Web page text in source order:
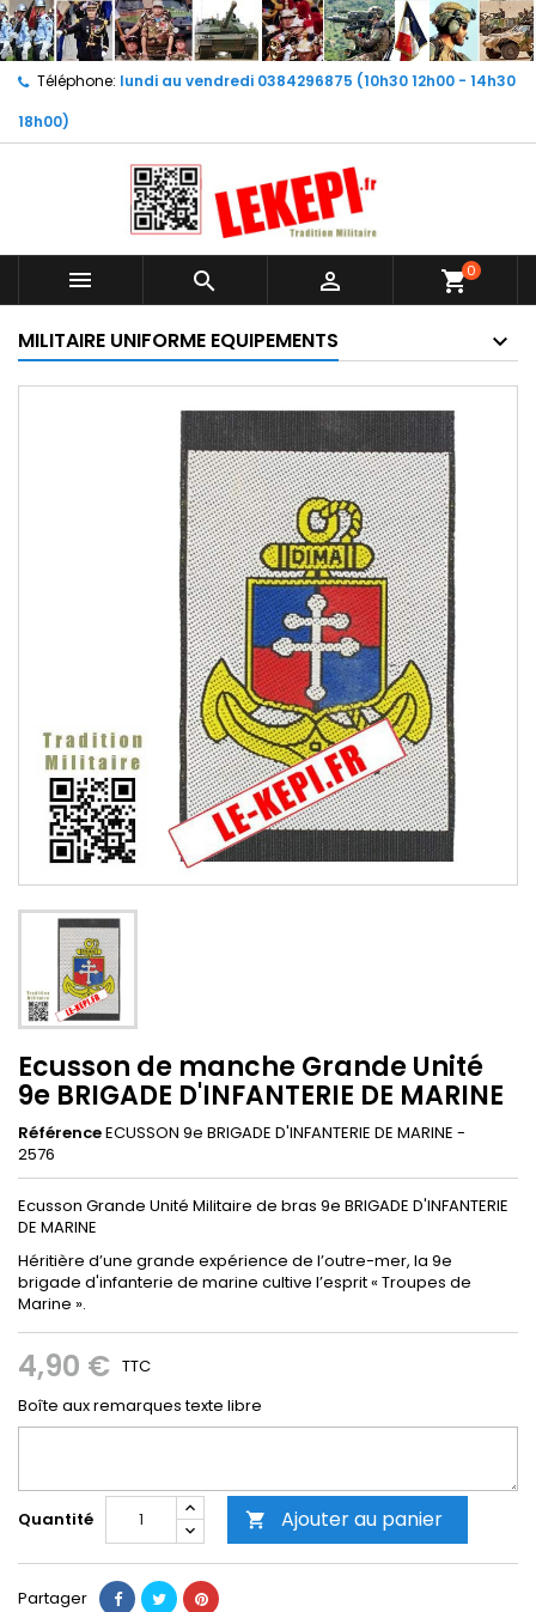
Téléphone: lundi au vendredi 0384296875 (10h30 12h00 - 14h30
18h00)
   shopping_cart0
MILITAIRE UNIFORME EQUIPEMENTS
Ecusson de manche Grande Unité
9e BRIGADE D'INFANTERIE DE MARINE
RéférenceECUSSON 9e BRIGADE D'INFANTERIE DE MARINE -
2576
Ecusson Grande Unité Militaire de bras 9e BRIGADE D'INFANTERIE
DE MARINE
Héritière d’une grande expérience de l’outre-mer, la 9e
brigade d'infanterie de marine cultive l’esprit « Troupes de
Marine ».
4,90 € TTC
Boîte aux remarques texte libre
Quantité  Ajouter au panier
Partager